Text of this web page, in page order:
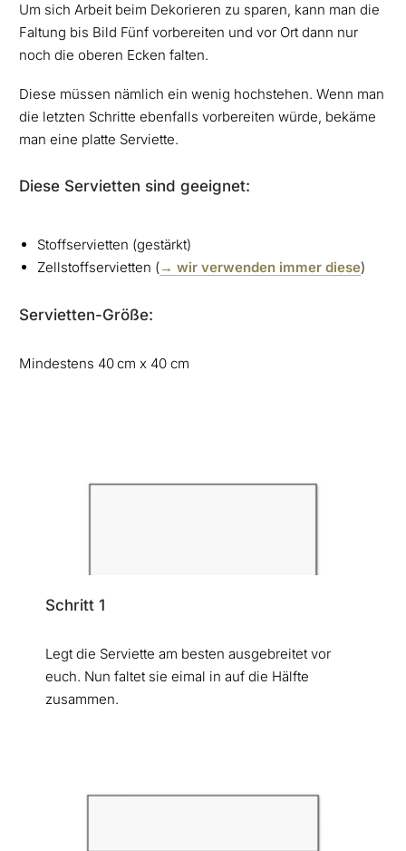
Um sich Arbeit beim Dekorieren zu sparen, kann man die
Faltung bis Bild Fünf vorbereiten und vor Ort dann nur
noch die oberen Ecken falten.
Diese müssen nämlich ein wenig hochstehen. Wenn man
die letzten Schritte ebenfalls vorbereiten würde, bekäme
man eine platte Serviette.
Diese Servietten sind geeignet:
Stoffservietten (gestärkt)
Zellstoffservietten (→ wir verwenden immer diese)
Servietten-Größe:
Mindestens 40 cm x 40 cm
Schritt 1
Legt die Serviette am besten ausgebreitet vor
euch. Nun faltet sie eimal in auf die Hälfte
zusammen.